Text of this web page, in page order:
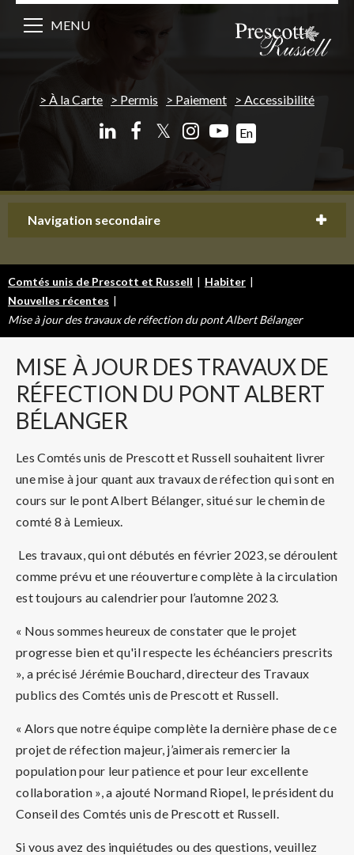
À la Carte Permis Paiement Accessibilité
𝕏 En
MENU
Navigation secondaire
Comtés unis de Prescott et Russell | Habiter |
Nouvelles récentes |
Mise à jour des travaux de réfection du pont Albert Bélanger
MISE À JOUR DES TRAVAUX DE
RÉFECTION DU PONT ALBERT
BÉLANGER
Les Comtés unis de Prescott et Russell souhaitent livrer
une mise à jour quant aux travaux de réfection qui sont en
cours sur le pont Albert Bélanger, situé sur le chemin de
comté 8 à Lemieux.
Les travaux, qui ont débutés en février 2023, se déroulent
comme prévu et une réouverture complète à la circulation
est toujours au calendrier pour l’automne 2023.
« Nous sommes heureux de constater que le projet
progresse bien et qu'il respecte les échéanciers prescrits
», a précisé Jérémie Bouchard, directeur des Travaux
publics des Comtés unis de Prescott et Russell.
« Alors que notre équipe complète la dernière phase de ce
projet de réfection majeur, j’aimerais remercier la
population pour leur patience et pour leur excellente
collaboration », a ajouté Normand Riopel, le président du
Conseil des Comtés unis de Prescott et Russell.
Si vous avez des inquiétudes ou des questions, veuillez